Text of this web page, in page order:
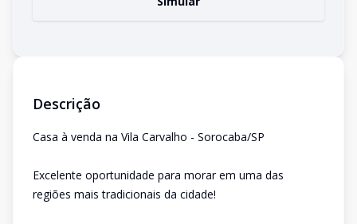
Descrição
Casa à venda na Vila Carvalho - Sorocaba/SP
Excelente oportunidade para morar em uma das
regiões mais tradicionais da cidade!